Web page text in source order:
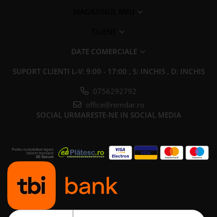
DATE COMERCIALE
SUPORT CLIENTI L-V: 9:00 - 17:00 , S: INCHIS , D: INCHIS
0756292792
office@remdar.ro
SOCIAL URMARESTE-NE IN SOCIAL MEDIA